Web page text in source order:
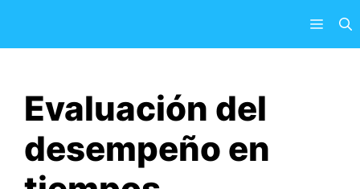
contenido
Menú
Evaluación del
desempeño en